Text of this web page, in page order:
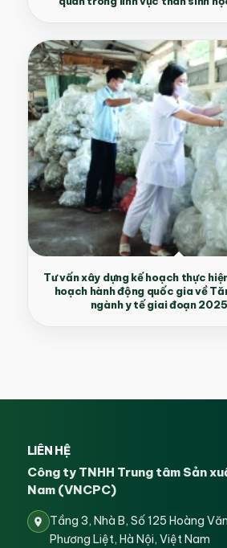
Tư vấn xây dựng kế hoạch thực
hoạch hành động quốc gia về
ngành y tế giai đoạn
LIÊN HỆ
Công ty TNHH Trung tâm Sản
Nam (VNCPC)
Tầng 3, Nhà B, Số 125 Hoàng
Phương Liệt, Hà Nội, Việt Nam